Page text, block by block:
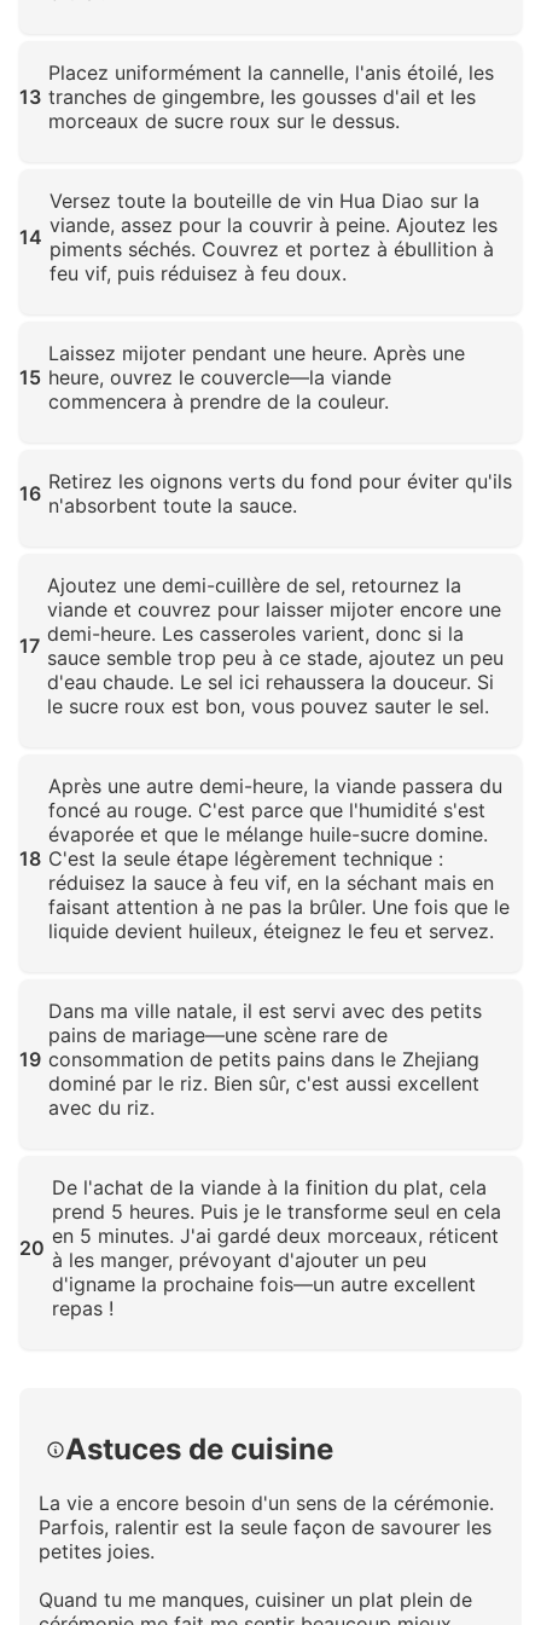
13
Placez uniformément la cannelle, l'anis étoilé, les
tranches de gingembre, les gousses d'ail et les
morceaux de sucre roux sur le dessus.
14
Versez toute la bouteille de vin Hua Diao sur la
viande, assez pour la couvrir à peine. Ajoutez les
piments séchés. Couvrez et portez à ébullition à
feu vif, puis réduisez à feu doux.
15
Laissez mijoter pendant une heure. Après une
heure, ouvrez le couvercle—la viande
commencera à prendre de la couleur.
16 Retirez les oignons verts du fond pour éviter qu'ils
n'absorbent toute la sauce.
17
Ajoutez une demi-cuillère de sel, retournez la
viande et couvrez pour laisser mijoter encore une
demi-heure. Les casseroles varient, donc si la
sauce semble trop peu à ce stade, ajoutez un peu
d'eau chaude. Le sel ici rehaussera la douceur. Si
le sucre roux est bon, vous pouvez sauter le sel.
18
Après une autre demi-heure, la viande passera du
foncé au rouge. C'est parce que l'humidité s'est
évaporée et que le mélange huile-sucre domine.
C'est la seule étape légèrement technique :
réduisez la sauce à feu vif, en la séchant mais en
faisant attention à ne pas la brûler. Une fois que le
liquide devient huileux, éteignez le feu et servez.
19
Dans ma ville natale, il est servi avec des petits
pains de mariage—une scène rare de
consommation de petits pains dans le Zhejiang
dominé par le riz. Bien sûr, c'est aussi excellent
avec du riz.
20
De l'achat de la viande à la finition du plat, cela
prend 5 heures. Puis je le transforme seul en cela
en 5 minutes. J'ai gardé deux morceaux, réticent
à les manger, prévoyant d'ajouter un peu
d'igname la prochaine fois—un autre excellent
repas !
Astuces de cuisine
La vie a encore besoin d'un sens de la cérémonie.
Parfois, ralentir est la seule façon de savourer les
petites joies.
Quand tu me manques, cuisiner un plat plein de